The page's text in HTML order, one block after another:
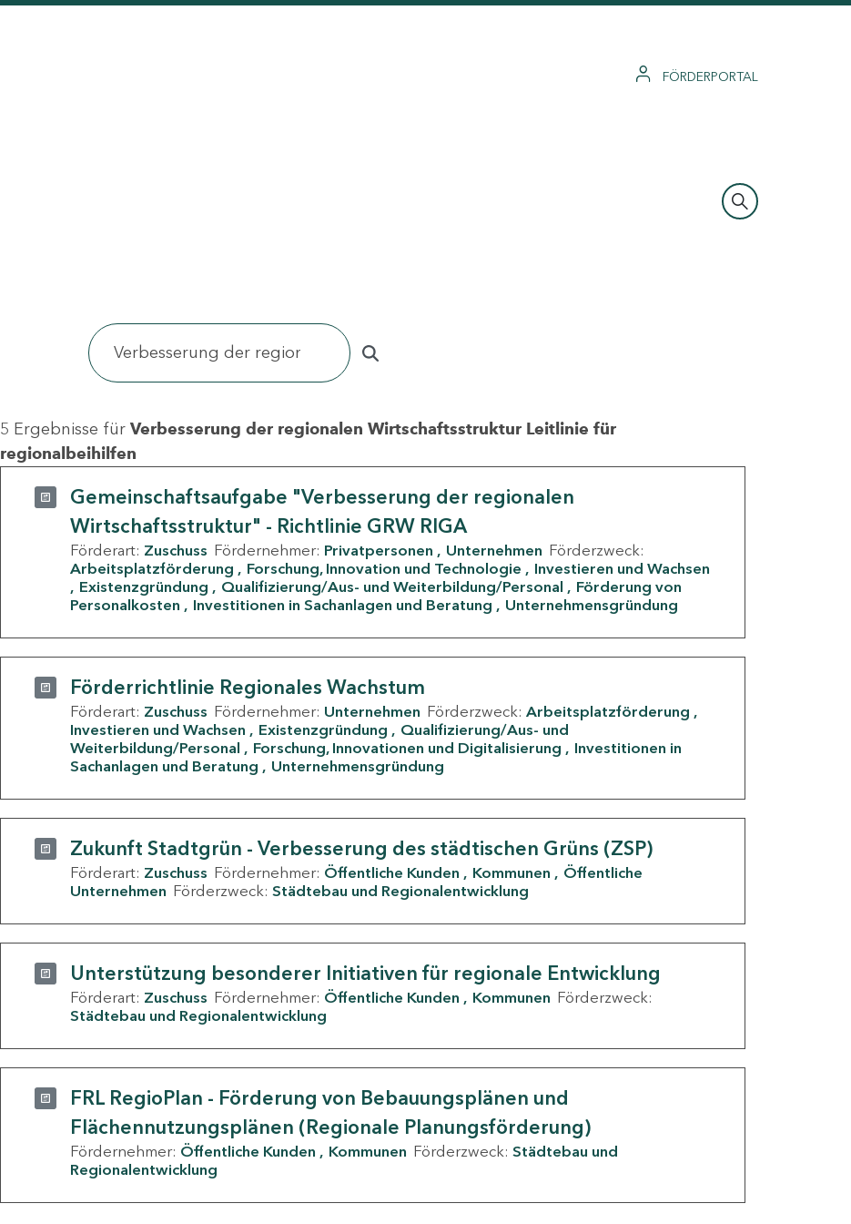
FÖRDERPORTAL
5 Ergebnisse für Verbesserung der regionalen Wirtschaftsstruktur Leitlinie für
regionalbeihilfen
Gemeinschaftsaufgabe "Verbesserung der regionalen
Wirtschaftsstruktur" - Richtlinie GRW RIGA
Förderart: Zuschuss Fördernehmer: Privatpersonen Unternehmen Förderzweck:
Arbeitsplatzförderung
Forschung, Innovation und Technologie
Investieren und Wachsen
Existenzgründung
Qualifizierung/Aus- und Weiterbildung/Personal
Förderung von
Personalkosten
Investitionen in Sachanlagen und Beratung Unternehmensgründung
Förderrichtlinie Regionales Wachstum
Förderart: Zuschuss Fördernehmer: Unternehmen Förderzweck: Arbeitsplatzförderung
Investieren und Wachsen
Existenzgründung
Qualifizierung/Aus- und
Weiterbildung/Personal
Forschung, Innovationen und Digitalisierung
Investitionen in
Sachanlagen und Beratung
Unternehmensgründung
Zukunft Stadtgrün - Verbesserung des städtischen Grüns (ZSP)
Förderart: Zuschuss Fördernehmer: Öffentliche Kunden Kommunen
Öffentliche
Unternehmen Förderzweck: Städtebau und Regionalentwicklung
Unterstützung besonderer Initiativen für regionale Entwicklung
Förderart: Zuschuss Fördernehmer: Öffentliche Kunden Kommunen Förderzweck:
Städtebau und Regionalentwicklung
FRL RegioPlan - Förderung von Bebauungsplänen und
Flächennutzungsplänen (Regionale Planungsförderung)
Fördernehmer: Öffentliche Kunden Kommunen Förderzweck: Städtebau und
Regionalentwicklung